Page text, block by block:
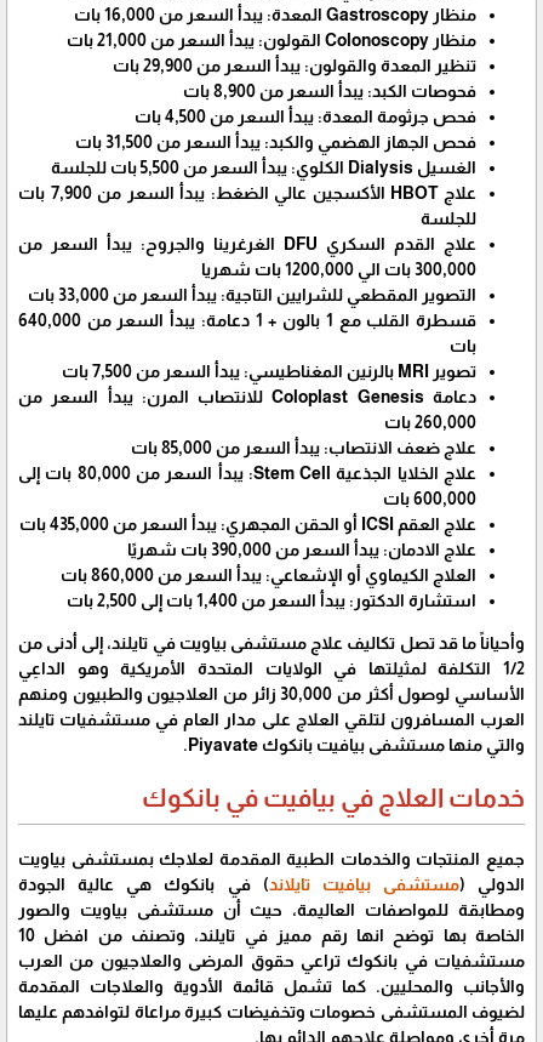
منظار Gastroscopy المعدة: يبدأ السعر من 16,000 بات
منظار Colonoscopy القولون: يبدأ السعر من 21,000 بات
تنظير المعدة والقولون: يبدأ السعر من 29,900 بات
فحوصات الكبد: يبدأ السعر من 8,900 بات
فحص جرثومة المعدة: يبدأ السعر من 4,500 بات
فحص الجهاز الهضمي والكبد: يبدأ السعر من 31,500 بات
الغسيل Dialysis الكلوي: يبدأ السعر من 5,500 بات للجلسة
علاج HBOT الأكسجين عالي الضغط: يبدأ السعر من 7,900 بات
للجلسة
علاج القدم السكري DFU الغرغرينا والجروح: يبدأ السعر من
300,000 بات الي 1200,000 بات شهريا
التصوير المقطعي للشرايين التاجية: يبدأ السعر من 33,000 بات
قسطرة القلب مع 1 بالون + 1 دعامة: يبدأ السعر من 640,000
بات
تصوير MRI بالرنين المغناطيسي: يبدأ السعر من 7,500 بات
دعامة Coloplast Genesis للانتصاب المرن: يبدأ السعر من
260,000 بات
علاج ضعف الانتصاب: يبدأ السعر من 85,000 بات
علاج الخلايا الجذعية Stem Cell: يبدأ السعر من 80,000 بات إلى
600,000 بات
علاج العقم ICSI أو الحقن المجهري: يبدأ السعر من 435,000 بات
علاج الادمان: يبدأ السعر من 390,000 بات شهريًا
العلاج الكيماوي أو الإشعاعي: يبدأ السعر من 860,000 بات
استشارة الدكتور: يبدأ السعر من 1,400 بات إلى 2,500 بات
وأحياناً ما قد تصل تكاليف علاج مستشفى بياويت في تايلند، إلى أدنى من
1/2 التكلفة لمثيلتها في الولايات المتحدة الأمريكية وهو الداعِي
الأساسي لوصول أكثر من 30,000 زائر من العلاجيون والطبيون ومنهم
العرب المسافرون لتلقي العلاج على مدار العام في مستشفيات تايلند
والتي منها مستشفى بيافيت بانكوك Piyavate.
خدمات العلاج في بيافيت في بانكوك
جميع المنتجات والخدمات الطبية المقدمة لعلاجك بمستشفى بياويت
الدولي (مستشفى بيافيت تايلاند) في بانكوك هي عالية الجودة
ومطابقة للمواصفات العاليمة، حيث أن مستشفى بياويت والصور
الخاصة بها توضح انها رقم مميز في تايلند، وتصنف من افضل 10
مستشفيات في بانكوك تراعي حقوق المرضى والعلاجيون من العرب
والأجانب والمحليين. كما تشمل قائمة الأدوية والعلاجات المقدمة
لضيوف المستشفى خصومات وتخفيضات كبيرة مراعاة لتوافدهم عليها
مرة أخري ومواصلة علاجهم الدائم بها.